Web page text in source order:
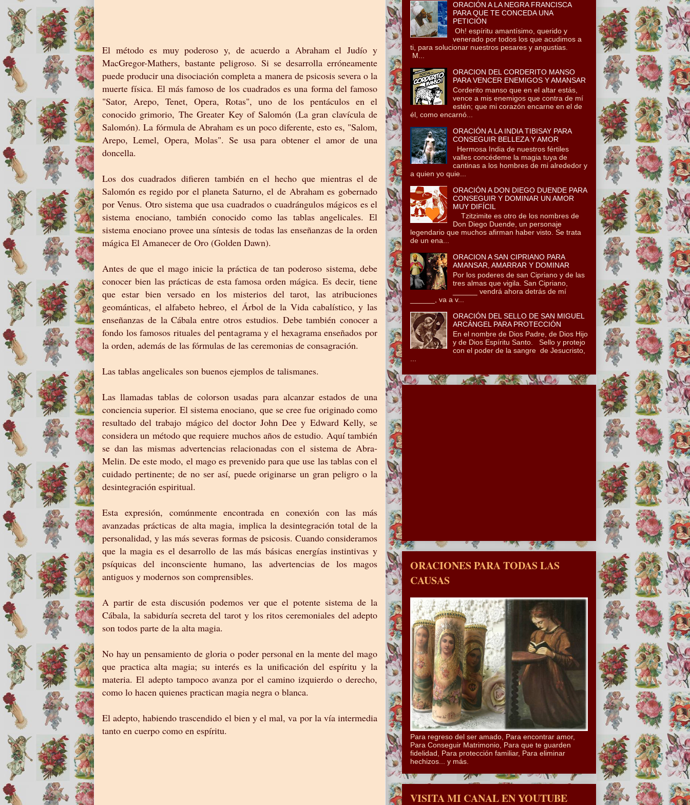
El método es muy poderoso y, de acuerdo a Abraham el Judío y
MacGregor-Mathers, bastante peligroso. Si se desarrolla erróneamente
puede producir una disociación completa a manera de psicosis severa o la
muerte física. El más famoso de los cuadrados es una forma del famoso
"Sator, Arepo, Tenet, Opera, Rotas", uno de los pentáculos en el
conocido grimorio, The Greater Key of Salomón (La gran clavícula de
Salomón). La fórmula de Abraham es un poco diferente, esto es, "Salom,
Arepo, Lemel, Opera, Molas". Se usa para obtener el amor de una
doncella.
Los dos cuadrados difieren también en el hecho que mientras el de
Salomón es regido por el planeta Saturno, el de Abraham es gobernado
por Venus. Otro sistema que usa cuadrados o cuadrángulos mágicos es el
sistema enociano, también conocido como las tablas angelicales. El
sistema enociano provee una síntesis de todas las enseñanzas de la orden
mágica El Amanecer de Oro (Golden Dawn).
Antes de que el mago inicie la práctica de tan poderoso sistema, debe
conocer bien las prácticas de esta famosa orden mágica. Es decir, tiene
que estar bien versado en los misterios del tarot, las atribuciones
geománticas, el alfabeto hebreo, el Árbol de la Vida cabalístico, y las
enseñanzas de la Cábala entre otros estudios. Debe también conocer a
fondo los famosos rituales del pentagrama y el hexagrama enseñados por
la orden, además de las fórmulas de las ceremonias de consagración.
Las tablas angelicales son buenos ejemplos de talismanes.
Las llamadas tablas de colorson usadas para alcanzar estados de una
conciencia superior. El sistema enociano, que se cree fue originado como
resultado del trabajo mágico del doctor John Dee y Edward Kelly, se
considera un método que requiere muchos años de estudio. Aquí también
se dan las mismas advertencias relacionadas con el sistema de Abra-
Melin. De este modo, el mago es prevenido para que use las tablas con el
cuidado pertinente; de no ser así, puede originarse un gran peligro o la
desintegración espiritual.
Esta expresión, comúnmente encontrada en conexión con las más
avanzadas prácticas de alta magia, implica la desintegración total de la
personalidad, y las más severas formas de psicosis. Cuando consideramos
que la magia es el desarrollo de las más básicas energías instintivas y
psíquicas del inconsciente humano, las advertencias de los magos
antiguos y modernos son comprensibles.
A partir de esta discusión podemos ver que el potente sistema de la
Cábala, la sabiduría secreta del tarot y los ritos ceremoniales del adepto
son todos parte de la alta magia.
No hay un pensamiento de gloria o poder personal en la mente del mago
que practica alta magia; su interés es la unificación del espíritu y la
materia. El adepto tampoco avanza por el camino izquierdo o derecho,
como lo hacen quienes practican magia negra o blanca.
El adepto, habiendo trascendido el bien y el mal, va por la vía intermedia
tanto en cuerpo como en espíritu.
ORACIÓN A LA NEGRA FRANCISCA
PARA QUE TE CONCEDA UNA
PETICIÓN
Oh! espíritu amantísimo, querido y
venerado por todos los que acudimos a
ti, para solucionar nuestros pesares y angustias.
M...
ORACION DEL CORDERITO MANSO
PARA VENCER ENEMIGOS Y AMANSAR
Corderito manso que en el altar estás,
vence a mis enemigos que contra de mí
estén; que mi corazón encarne en el de
él, como encarnó...
ORACIÓN A LA INDIA TIBISAY PARA
CONSEGUIR BELLEZA Y AMOR
Hermosa India de nuestros fértiles
valles concédeme la magia tuya de
cantinas a los hombres de mi alrededor y
a quien yo quie...
ORACIÓN A DON DIEGO DUENDE PARA
CONSEGUIR Y DOMINAR UN AMOR
MUY DIFÍCIL
Tzitzimite es otro de los nombres de
Don Diego Duende, un personaje
legendario que muchos afirman haber visto. Se trata
de un ena...
ORACION A SAN CIPRIANO PARA
AMANSAR, AMARRAR Y DOMINAR
Por los poderes de san Cipriano y de las
tres almas que vigila. San Cipriano,
______ vendrá ahora detrás de mí
______, va a v...
ORACIÓN DEL SELLO DE SAN MIGUEL
ARCÁNGEL PARA PROTECCIÓN
En el nombre de Dios Padre, de Dios Hijo
y de Dios Espíritu Santo. Sello y protejo
con el poder de la sangre de Jesucristo,
ORACIONES PARA TODAS LAS
CAUSAS
Para regreso del ser amado, Para encontrar amor,
Para Conseguir Matrimonio, Para que te guarden
fidelidad, Para protección familiar, Para eliminar
hechizos... y más.
VISITA MI CANAL EN YOUTUBE